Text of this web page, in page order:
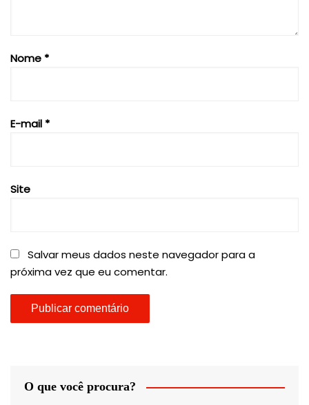
Nome *
E-mail *
Site
Salvar meus dados neste navegador para a
próxima vez que eu comentar.
O que você procura?